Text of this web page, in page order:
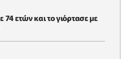
74 ετών και το γιόρτασε με